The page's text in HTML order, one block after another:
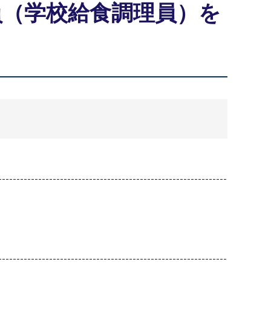
学校給食調理員）を